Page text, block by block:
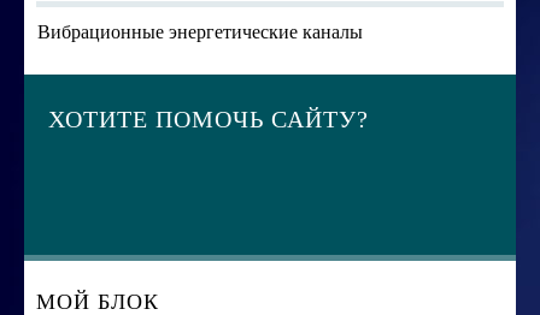
Вибрационные энергетические каналы
ХОТИТЕ ПОМОЧЬ САЙТУ?
МОЙ БЛОК